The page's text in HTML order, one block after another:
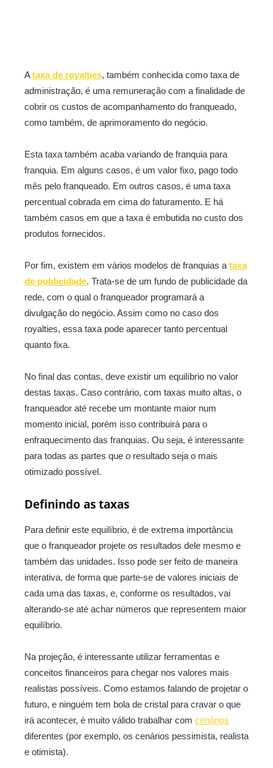
Ataxa de royalties, também conhecida como taxa de
administração, é uma remuneração com a finalidade de
cobrir os custos de acompanhamento do franqueado,
como também, de aprimoramento do negócio.
Esta taxa também acaba variando de franquia para
franquia. Em alguns casos, é um valor fixo, pago todo
mês pelo franqueado. Em outros casos, é uma taxa
percentual cobrada em cima do faturamento. E há
também casos em que a taxa é embutida no custo dos
produtos fornecidos.
Por fim, existem em vários modelos de franquias a taxa
de publicidade. Trata-se de um fundo de publicidade da
rede, com o qual o franqueador programará a
divulgação do negócio. Assim como no caso dos
royalties, essa taxa pode aparecer tanto percentual
quanto fixa.
No final das contas, deve existir um equilíbrio no valor
destas taxas. Caso contrário, com taxas muito altas, o
franqueador até recebe um montante maior num
momento inicial, porém isso contribuirá para o
enfraquecimento das franquias. Ou seja, é interessante
para todas as partes que o resultado seja o mais
otimizado possível.
Definindo as taxas
Para definir este equilíbrio, é de extrema importância
que o franqueador projete os resultados dele mesmo e
também das unidades. Isso pode ser feito de maneira
interativa, de forma que parte-se de valores iniciais de
cada uma das taxas, e, conforme os resultados, vai
alterando-se até achar números que representem maior
equilíbrio.
Na projeção, é interessante utilizar ferramentas e
conceitos financeiros para chegar nos valores mais
realistas possíveis. Como estamos falando de projetar o
futuro, e ninguém tem bola de cristal para cravar o que
irá acontecer, é muito válido trabalhar com cenários
diferentes (por exemplo, os cenários pessimista, realista
e otimista).